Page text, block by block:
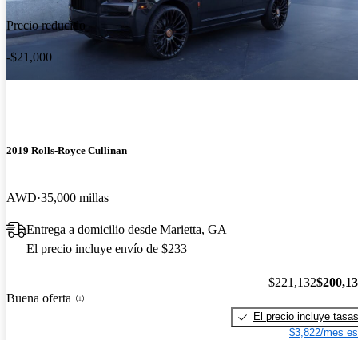
Precio reducido
-$21,000
2019 Rolls-Royce Cullinan
AWD 35,000 millas
Entrega a domicilio desde Marietta, GA
El precio incluye envío de $233
Buena oferta
$221,132
El precio incluye tasas
$3,822/mes